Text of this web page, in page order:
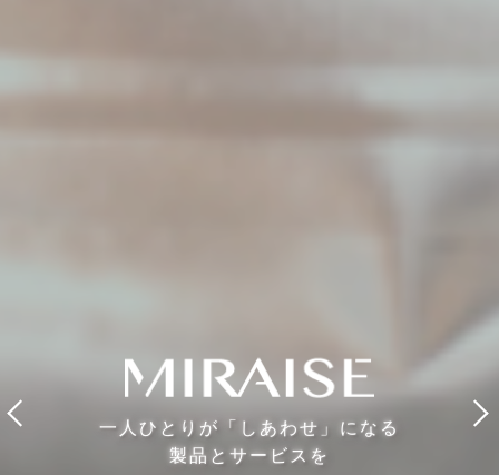
一人ひとりが「しあわせ」になる
製品とサービスを